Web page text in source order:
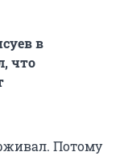
в
что
Потому